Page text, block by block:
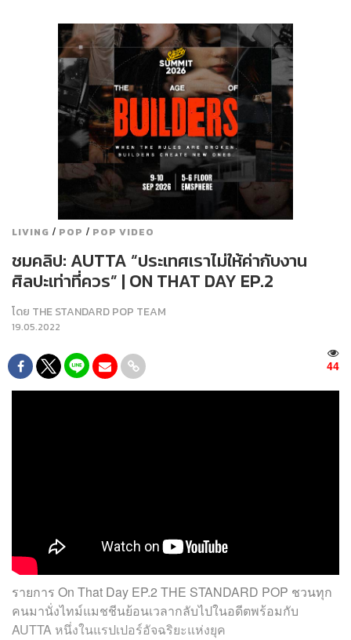
LIVING / POP / POP VIDEO
ชมคลิป: AUTTA “ประเทศเราไม่ให้ค่ากับงาน
ศิลปะเท่าที่ควร” | ON THAT DAY EP.2
โดย THE STANDARD POP TEAM
19.05.2022
44
รายการ On That Day EP.2 THE STANDARD POP ชวนทุก
คนมานั่งไทม์แมชชีนย้อนเวลากลับไปในอดีตพร้อมกับ
AUTTA หนึ่งในแรปเปอร์อัจฉริยะแห่งยุค